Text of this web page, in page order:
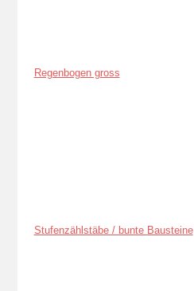
Regenbogen gross
Stufenzählstäbe / bunte Bausteine